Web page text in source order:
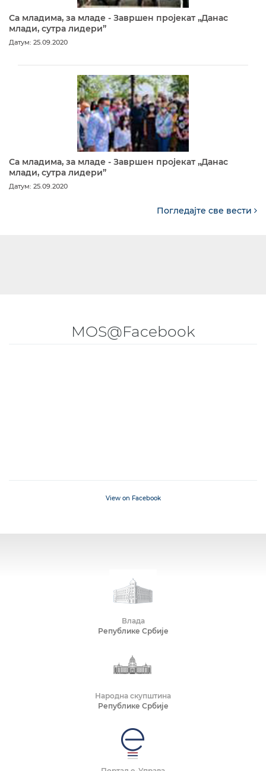
Са младима, за младе - Завршен пројекат „Данас
млади, сутра лидери”
Датум: 25.09.2020
Са младима, за младе - Завршен пројекат „Данас
млади, сутра лидери”
Датум: 25.09.2020
Погледајте све вести
MOS@Facebook
View on Facebook
Влада
Републике Србије
Народна скупштина
Републике Србије